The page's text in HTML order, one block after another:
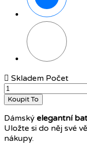
 Skladem Počet
Koupit To
Dámský elegantní
Uložte si do něj své
nákupy.